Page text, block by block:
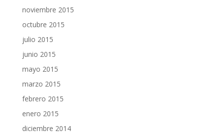
noviembre 2015
octubre 2015
julio 2015
junio 2015
mayo 2015
marzo 2015
febrero 2015
enero 2015
diciembre 2014